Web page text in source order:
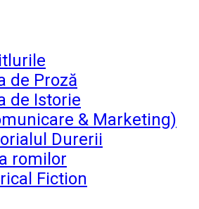
de Proză
de Istorie
& Marketing)
Durerii
romilor
Fiction